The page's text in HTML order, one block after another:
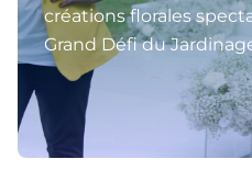
créations florales
Grand Défi du